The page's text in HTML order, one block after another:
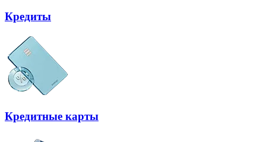
Кредиты
Кредитные карты